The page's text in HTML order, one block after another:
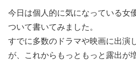
今日は個人的に気になっている女
ついて書いてみました。
すでに多数のドラマや映画に出演
が、これからもっともっと露出が